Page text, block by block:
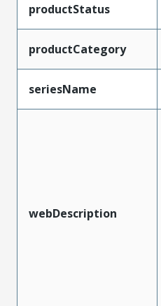
productStatus
productCategory
seriesName
webDescription